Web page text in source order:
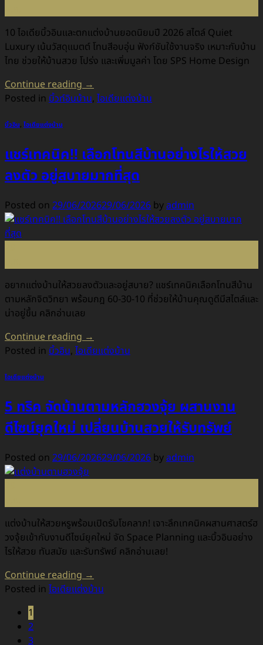
10 ไอเดียบิ้วอินและตกแต่งบ้านยอดนิยมปี 2026 สไตล์ Quiet
Luxury เน้นวัสดุแมตต์ โทนสีอบอุ่น ฟังก์ชันใช้งานจริง เหมาะกับบ้าน
ไทย ช่วยให้บ้านสวย โปร่ง และเพิ่มมูลค่า โดย SPS Home Design
Continue reading→
Posted in บิ้วท์อินบ้าน, ไอเดียแต่งบ้าน
บิ้วอิน, ไอเดียแต่งบ้าน
แชร์เทคนิค!! เลือกโทนสีบ้านอย่างไรให้สวย
ลงตัว อยู่สบายมากที่สุด
Posted on 29/06/202629/06/2026 byadmin
อยากแต่งบ้านให้สวยลงตัวและอยู่สบาย? แชร์เทคนิคเลือกโทนสีบ้าน
ตามหลักจิตวิทยา พร้อมกฎ 60-30-10 ที่ช่วยให้บ้านคุณดูดีมีสไตล์และ
น่าอยู่ขึ้น คลิกอ่านเลย
Continue reading→
Posted in บิ้วอิน, ไอเดียแต่งบ้าน
ไอเดียแต่งบ้าน
5 ทริค จัดบ้านตามหลักฮวงจุ้ย ผสานงาน
ดีไซน์ยุคใหม่ เปลี่ยนบ้านสวยให้รับทรัพย์
Posted on 29/06/202629/06/2026 byadmin
แต่งบ้านให้สวยหรูพร้อมเปิดรับโชคลาภ! เจาะลึกเทคนิคผสานศาสตร์ฮ
วงจุ้ยเข้ากับงานดีไซน์ยุคใหม่ จัด Space Planning และบิ้วอินอย่าง
ไรให้สวย ทันสมัย และรับทรัพย์ คลิกอ่านเลย!
Continue reading→
Posted in ไอเดียแต่งบ้าน
1
2
3